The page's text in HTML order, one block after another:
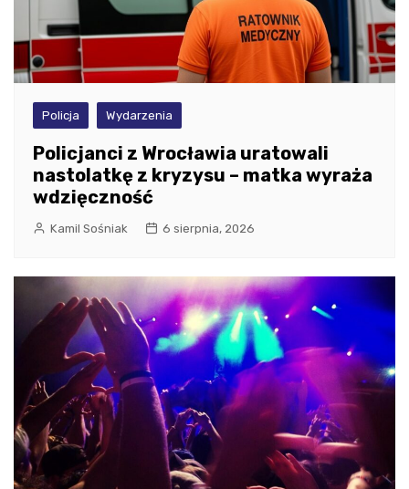
Policja Wydarzenia
Policjanci z Wrocławia uratowali
nastolatkę z kryzysu – matka wyraża
wdzięczność
Kamil Sośniak 6 sierpnia, 2026